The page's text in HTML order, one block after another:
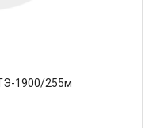
1900/255м